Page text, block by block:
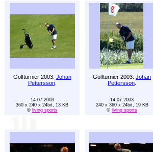
Golfturnier 2003: Johan
Pettersson.
Golfturnier 2003: Johan
Pettersson
14.07.2003
360 x 240 x 24bit, 13 KB
© living sports
14.07.2003
240 x 360 x 24bit, 19 KB
© living sports